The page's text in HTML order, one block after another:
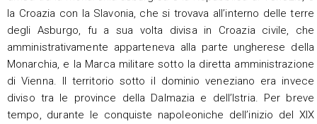
la Croazia con la Slavonia, che si trovava all’interno delle terre
degli Asburgo, fu a sua volta divisa in Croazia civile, che
amministrativamente apparteneva alla parte ungherese della
Monarchia, e la Marca militare sotto la diretta amministrazione
di Vienna. Il territorio sotto il dominio veneziano era invece
diviso tra le province della Dalmazia e dell’Istria. Per breve
tempo, durante le conquiste napoleoniche dell’inizio del XIX